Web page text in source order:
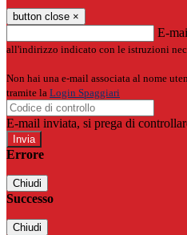
button close ×
E-
all'indirizzo indicato con le istruzioni
Non hai una e-mail associata al nome
tramite la Login Spaggiari
E-mail inviata, si prega di
Errore
Chiudi
Successo
Chiudi